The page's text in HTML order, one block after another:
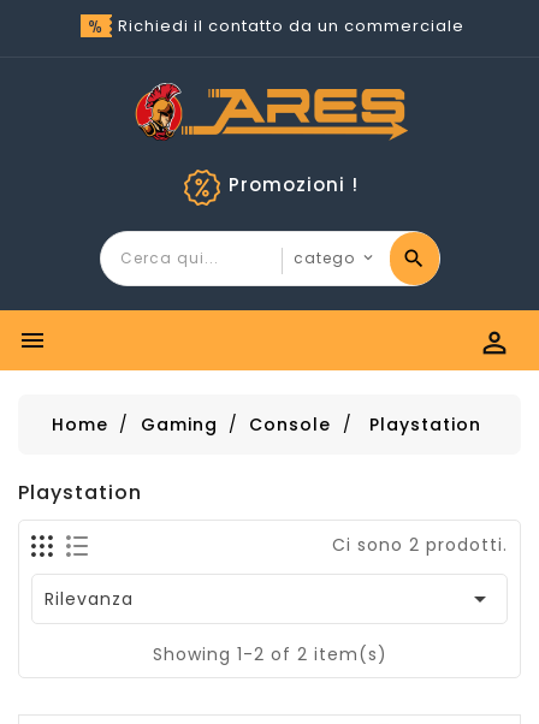
Richiedi il contatto da un commerciale
Promozioni !
 
Home Gaming Console Playstation
Playstation
Ci sono 2 prodotti.
Rilevanza 
Showing 1-2 of 2 item(s)